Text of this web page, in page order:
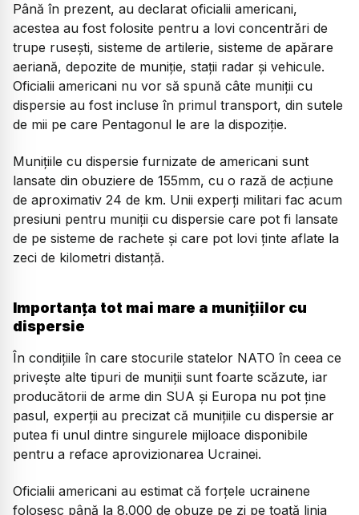
Până în prezent, au declarat oficialii americani,
acestea au fost folosite pentru a lovi concentrări de
trupe rusești, sisteme de artilerie, sisteme de apărare
aeriană, depozite de muniție, stații radar și vehicule.
Oficialii americani nu vor să spună câte muniții cu
dispersie au fost incluse în primul transport, din sutele
de mii pe care Pentagonul le are la dispoziție.
Munițiile cu dispersie furnizate de americani sunt
lansate din obuziere de 155mm, cu o rază de acțiune
de aproximativ 24 de km. Unii experți militari fac acum
presiuni pentru muniții cu dispersie care pot fi lansate
de pe sisteme de rachete și care pot lovi ținte aflate la
zeci de kilometri distanță.
Importanța tot mai mare a munițiilor cu
dispersie
În condițiile în care stocurile statelor NATO în ceea ce
privește alte tipuri de muniții sunt foarte scăzute, iar
producătorii de arme din SUA și Europa nu pot ține
pasul, experții au precizat că munițiile cu dispersie ar
putea fi unul dintre singurele mijloace disponibile
pentru a reface aprovizionarea Ucrainei.
Oficialii americani au estimat că forțele ucrainene
folosesc până la 8.000 de obuze pe zi pe toată linia